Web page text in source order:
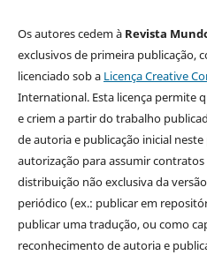
Os autores cedem à Revista
exclusivos de primeira publicação,
licenciado sob a Licença Creative
International. Esta licença permite
e criem a partir do trabalho
de autoria e publicação inicial
autorização para assumir
distribuição não exclusiva da
periódico (ex.: publicar em
publicar uma tradução, ou como
reconhecimento de autoria e